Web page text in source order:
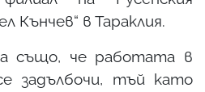
Кънчев“ в Тараклия.
също, че работата в
задълбочи, тъй като